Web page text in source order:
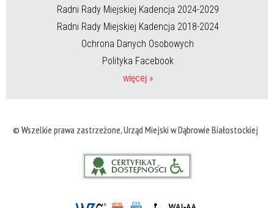
Radni Rady Miejskiej Kadencja 2024-2029
Radni Rady Miejskiej Kadencja 2018-2024
Ochrona Danych Osobowych
Polityka Facebook
więcej »
© Wszelkie prawa zastrzeżone, Urząd Miejski w Dąbrowie Białostockiej